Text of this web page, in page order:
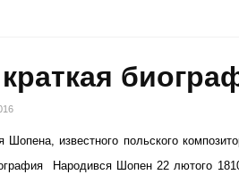
Шопена, известного польского
Народився Шопен 22 лютого